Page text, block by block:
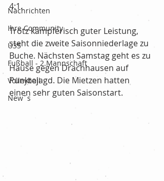
Nachrichten
Ihre Community
Ü35
Fußball - 2.Mannschaft
Volleyball
New´s
4:1.
Trotz kämpferisch guter Leistung,
steht die zweite Saisonniederlage zu
Buche. Nächsten Samstag geht es zu
Hause gegen Drachhausen auf
Punktejagd. Die Mietzen hatten
einen sehr guten Saisonstart.